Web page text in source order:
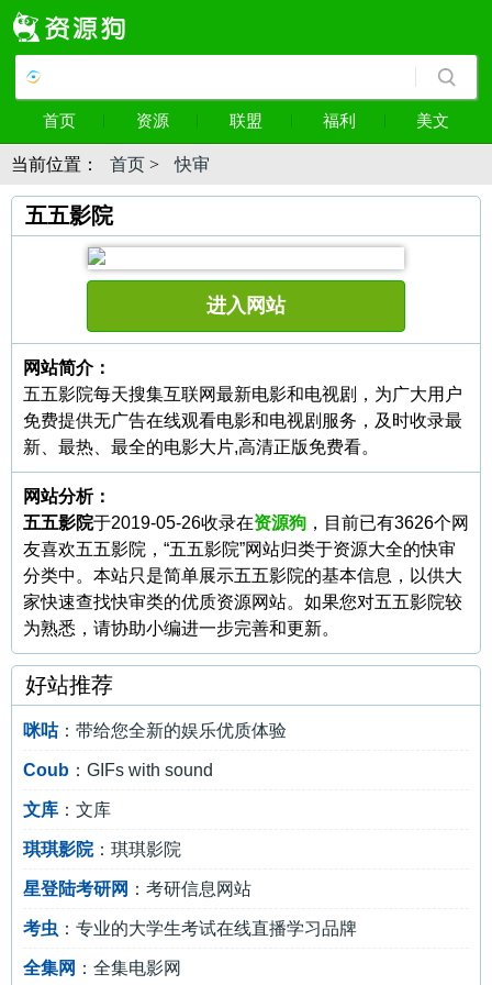
首页 资源 联盟 福利 美文
当前位置： 首页 > 快审
五五影院
进入网站
网站简介：
五五影院每天搜集互联网最新电影和电视剧，为广大用户
免费提供无广告在线观看电影和电视剧服务，及时收录最
新、最热、最全的电影大片,高清正版免费看。
网站分析：
五五影院于2019-05-26收录在资源狗 ，目前已有3626个网
友喜欢五五影院，“五五影院”网站归类于资源大全的快审
分类中。本站只是简单展示五五影院的基本信息，以供大
家快速查找快审类的优质资源网站。如果您对五五影院较
为熟悉，请协助小编进一步完善和更新。
好站推荐
咪咕：带给您全新的娱乐优质体验
Coub ：GIFs with sound
文库 ：文库
琪琪影院：琪琪影院
星登陆考研网 ：考研信息网站
考虫 ：专业的大学生考试在线直播学习品牌
全集网 ：全集电影网